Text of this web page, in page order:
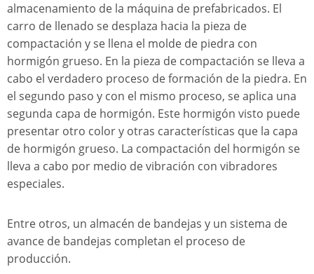
almacenamiento de la máquina de prefabricados. El
carro de llenado se desplaza hacia la pieza de
compactación y se llena el molde de piedra con
hormigón grueso. En la pieza de compactación se lleva a
cabo el verdadero proceso de formación de la piedra. En
el segundo paso y con el mismo proceso, se aplica una
segunda capa de hormigón. Este hormigón visto puede
presentar otro color y otras características que la capa
de hormigón grueso. La compactación del hormigón se
lleva a cabo por medio de vibración con vibradores
especiales.
Entre otros, un almacén de bandejas y un sistema de
avance de bandejas completan el proceso de
producción.